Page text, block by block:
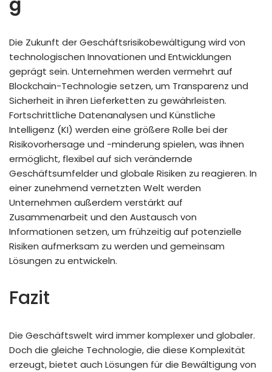
Die Zukunft der Geschäftsrisikobewältigung wird von
technologischen Innovationen und Entwicklungen
geprägt sein. Unternehmen werden vermehrt auf
Blockchain-Technologie setzen, um Transparenz und
Sicherheit in ihren Lieferketten zu gewährleisten.
Fortschrittliche Datenanalysen und Künstliche
Intelligenz (KI) werden eine größere Rolle bei der
Risikovorhersage und -minderung spielen, was ihnen
ermöglicht, flexibel auf sich verändernde
Geschäftsumfelder und globale Risiken zu reagieren. In
einer zunehmend vernetzten Welt werden
Unternehmen außerdem verstärkt auf
Zusammenarbeit und den Austausch von
Informationen setzen, um frühzeitig auf potenzielle
Risiken aufmerksam zu werden und gemeinsam
Lösungen zu entwickeln.
Fazit
Die Geschäftswelt wird immer komplexer und globaler.
Doch die gleiche Technologie, die diese Komplexität
erzeugt, bietet auch Lösungen für die Bewältigung von